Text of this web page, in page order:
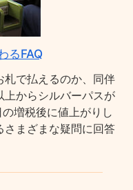
るFAQ
札で払えるのか、同伴
上からシルバーパスが
増税後に値上がりし
さまざまな疑問に回答